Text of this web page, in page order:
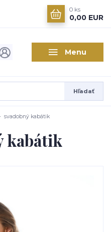
Menu
Hľadať
0 ks
0,00 EUR
svadobný kabátik
kabátik